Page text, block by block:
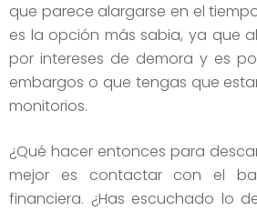
que parece alargarse en el
es la opción más sabia, ya que
por intereses de demora y es
embargos o que tengas que
monitorios.
¿Qué hacer entonces para
mejor es contactar con el
financiera. ¿Has escuchado lo